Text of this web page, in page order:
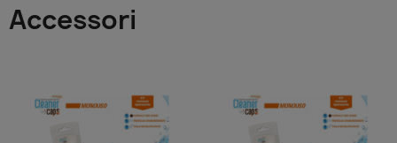
Accessori